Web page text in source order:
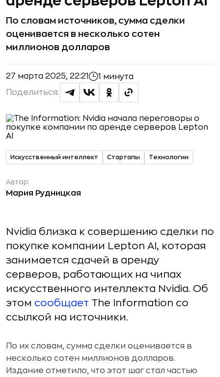
По словам источников, сумма сделки
оценивается в несколько сотен
миллионов долларов
27 марта 2025, 22:21 1 минута
Поделиться:
Искусственный интеллект Стартапы Технологии
Автор:
Мария Рудницкая
Nvidia близка к совершению сделки по
покупке компании Lepton AI, которая
занимается сдачей в аренду
серверов, работающих на чипах
искусственного интеллекта Nvidia. Об
этом сообщает The Information со
ссылкой на источники.
По их словам, сумма сделки оценивается в
несколько сотен миллионов долларов.
Издание отметило, что этот шаг стал частью